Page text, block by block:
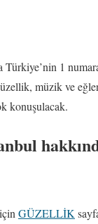
Türkiye’nin 1
müzik ve
konuşulacak.
GÜZELLİK